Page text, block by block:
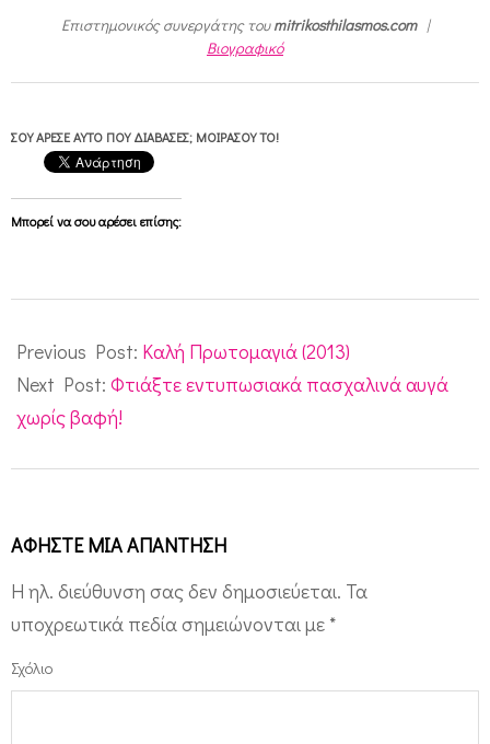
Επιστημονικός συνεργάτης τουmitrikosthilasmos.com|
Βιογραφικό
ΣΟΥ ΆΡΕΣΕ ΑΥΤΌ ΠΟΥ ΔΙΆΒΑΣΕΣ; ΜΟΙΡΆΣΟΥ ΤΟ!
Μπορεί να σου αρέσει επίσης:
05-
01
Previous Post: Καλή Πρωτομαγιά (2013)
Next Post: Φτιάξτε εντυπωσιακά πασχαλινά αυγά
χωρίς βαφή!
ΑΦΉΣΤΕ ΜΙΑ ΑΠΆΝΤΗΣΗ
Η ηλ. διεύθυνση σας δεν δημοσιεύεται. Τα
υποχρεωτικά πεδία σημειώνονται με *
Σχόλιο